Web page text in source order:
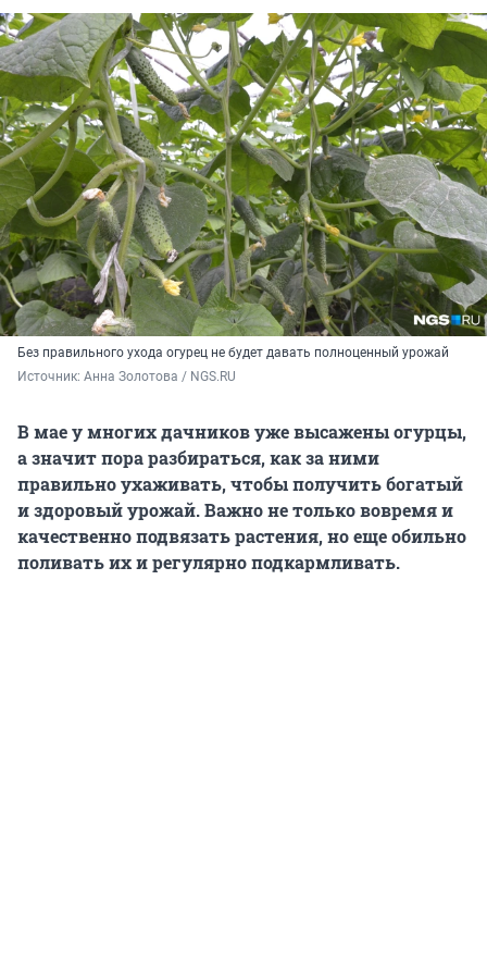
Без правильного ухода огурец не будет давать полноценный урожай
Источник: Анна Золотова / NGS.RU
В мае у многих дачников уже высажены огурцы,
а значит пора разбираться, как за ними
правильно ухаживать, чтобы получить богатый
и здоровый урожай. Важно не только вовремя и
качественно подвязать растения, но еще обильно
поливать их и регулярно подкармливать.